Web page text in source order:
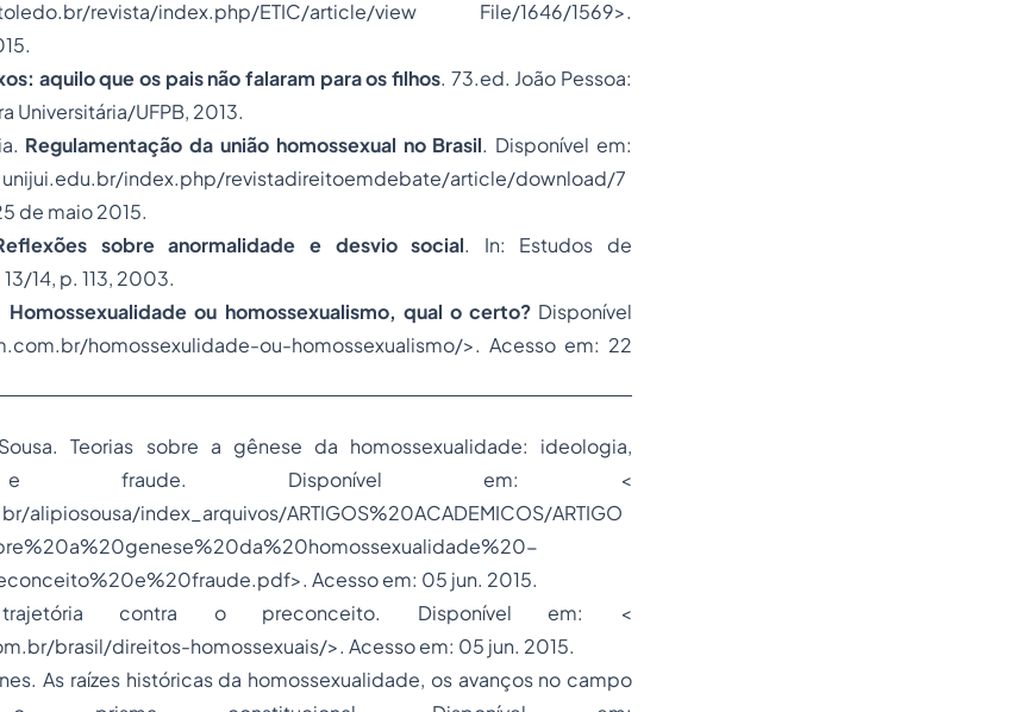
revista/index.php/ETIC/article/view File/1646/1569>.
aquilo que os pais não falaram para os filhos. 73.ed. João Pessoa:
Universitária/UFPB, 2013.
Regulamentação da união homossexual no Brasil. Disponível em:
index.php/revistadireitoemdebate/article/download/7
de maio 2015.
sobre anormalidade e desvio social. In: Estudos de
14, p. 113, 2003.
Homossexualidade ou homossexualismo, qual o certo?Disponível
homossexulidade-ou-homossexualismo/>. Acesso em: 22
Teorias sobre a gênese da homossexualidade: ideologia,
e fraude. Disponível em: <
alipiosousa/index_arquivos/ARTIGOS%20ACADEMICOS/ARTIGO
Acesso em: 05 jun. 2015.
contra o preconceito. Disponível em: <
brasil/direitos-homossexuais/>. Acesso em: 05 jun. 2015.
As raízes históricas da homossexualidade, os avanços no campo